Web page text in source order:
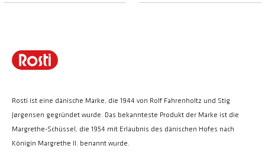
Rosti ist eine dänische Marke, die 1944 von Rolf Fahrenholtz und Stig
Jørgensen gegründet wurde. Das bekannteste Produkt der Marke ist die
Margrethe-Schüssel, die 1954 mit Erlaubnis des dänischen Hofes nach
Königin Margrethe II. benannt wurde.